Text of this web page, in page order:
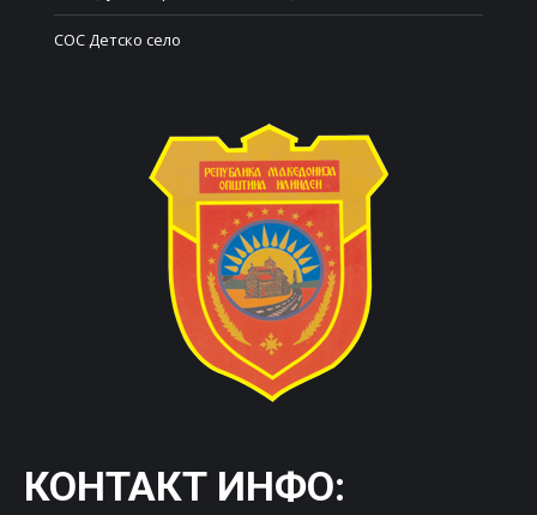
СОС Детско село
КОНТАКТ ИНФО: